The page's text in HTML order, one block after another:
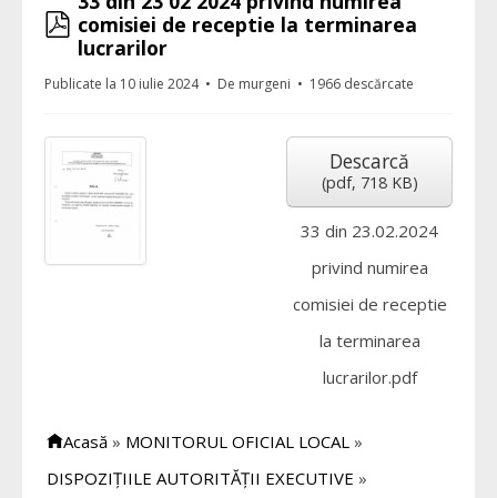
pdf
comisiei de receptie la terminarea
lucrarilor
Publicate la 10 iulie 2024 De murgeni 1966 descărcate
Descarcă
(pdf, 718 KB)
33 din 23.02.2024
privind numirea
comisiei de receptie
la terminarea
lucrarilor.pdf
Acasă » MONITORUL OFICIAL LOCAL »
DISPOZIȚIILE AUTORITĂȚII EXECUTIVE »